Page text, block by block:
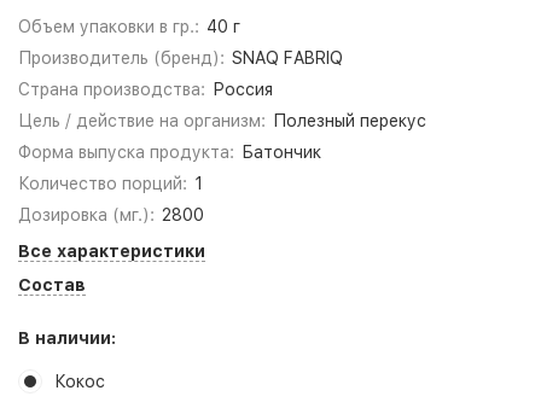
Объем упаковки в гр.: 40 г
Производитель (бренд): SNAQ FABRIQ
Страна производства:
Россия
Цель / действие на организм:
Полезный перекус
Форма выпуска продукта:
Батончик
Количество порций: 1
Дозировка (мг.): 2800
Все характеристики
Состав
В наличии:
Кокос